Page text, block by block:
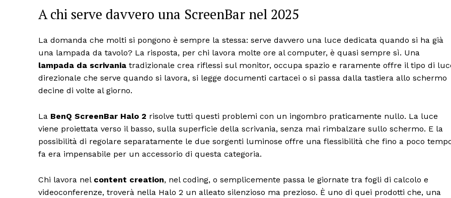
A chi serve davvero una ScreenBar nel 2025
La domanda che molti si pongono è sempre la stessa: serve davvero una luce dedicata quando si ha già
una lampada da tavolo? La risposta, per chi lavora molte ore al computer, è quasi sempre sì. Una
lampada da scrivania tradizionale crea riflessi sul monitor, occupa spazio e raramente offre il tipo di
direzionale che serve quando si lavora, si legge documenti cartacei o si passa dalla tastiera allo schermo
decine di volte al giorno.
La BenQ ScreenBar Halo 2 risolve tutti questi problemi con un ingombro praticamente nullo. La luce
viene proiettata verso il basso, sulla superficie della scrivania, senza mai rimbalzare sullo schermo. E la
possibilità di regolare separatamente le due sorgenti luminose offre una flessibilità che fino a poco
fa era impensabile per un accessorio di questa categoria.
Chi lavora nel content creation, nel coding, o semplicemente passa le giornate tra fogli di calcolo e
videoconferenze, troverà nella Halo 2 un alleato silenzioso ma prezioso. È uno di quei prodotti che, una